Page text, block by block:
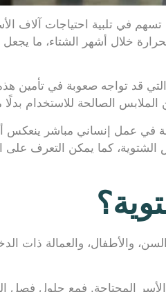
تسهم في تلبية احتياجات آلاف
خلال أشهر الشتاء، ما يجعل
قد تواجه صعوبة في تأمين
الملابس الصالحة للاستخدام
في عمل إنساني مباشر
الشتوية، كما يمكن التعرف
السن، والأطفال، والعمالة
المحتاجة. فمع حلول فصل